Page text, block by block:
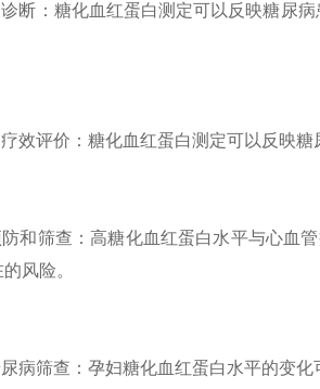
：糖化血红蛋白测定可以反映糖尿病
评价：糖化血红蛋白测定可以反映糖
筛查：高糖化血红蛋白水平与心血管
风险。
筛查：孕妇糖化血红蛋白水平的变化